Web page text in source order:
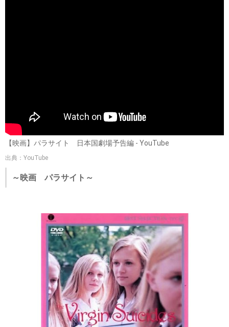
【映画】パラサイト 日本国劇場予告編 - YouTube
出典：YouTube
～映画 パラサイト～